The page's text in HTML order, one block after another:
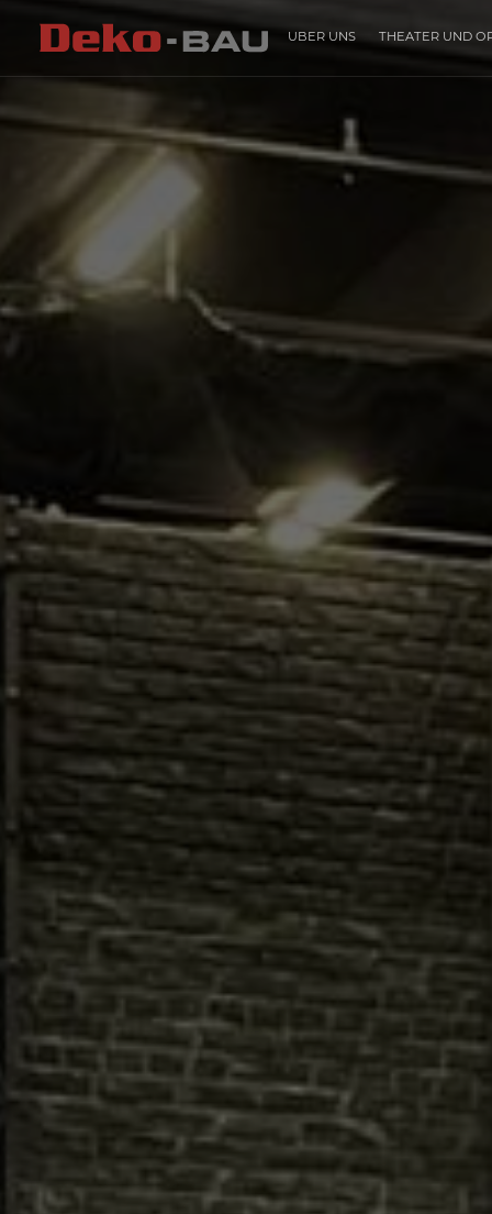
ÜBER UNS THEATER UND